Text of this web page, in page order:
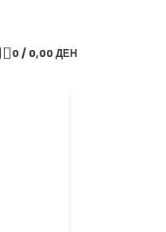
0/ 0,00ДЕН